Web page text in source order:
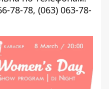
78-78, (063) 063-78-